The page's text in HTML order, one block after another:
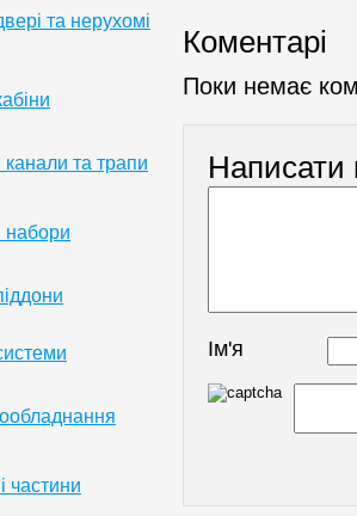
Коментарі
Поки немає
Написати
Ім'я
та нерухомі
та трапи
набори
частини